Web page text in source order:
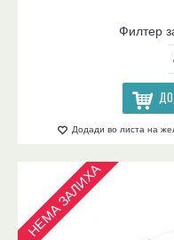
Филтер
Додади во листа на
НЕМА ЗАЛИХА